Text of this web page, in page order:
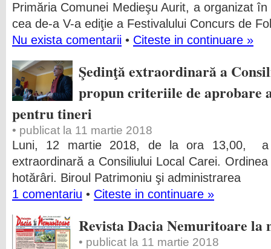
Primăria Comunei Medieşu Aurit, a organizat
cea de-a V-a ediţie a Festivalului Concurs de
Nu exista comentarii • Citeste in continuare »
Şedinţă extraordinară a
propun criteriile de aprobare
pentru tineri
• publicat la 11 martie 2018
Luni, 12 martie 2018, de la ora 13,00, a
extraordinară a Consiliului Local Carei.
hotărâri. Biroul Patrimoniu şi administrarea
1 comentariu • Citeste in continuare »
Revista Dacia Nemuritoare la
• publicat la 11 martie 2018